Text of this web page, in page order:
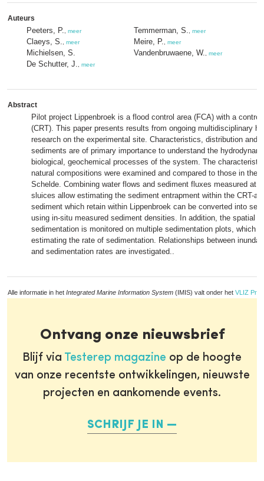
Auteurs
Peeters, P. meer
Claeys, S. meer
Michielsen, S.
De Schutter, J.
meer
Temmerman, S. meer
Meire, P. meer
Vandenbruwaene, W. meer
Abstract
Pilot project Lippenbroek is a flood control area (FCA) with a
(CRT). This paper presents results from ongoing multidisciplinary
research on the experimental site. Characteristics, distribution and
sediments are of primary importance to understand the
biological, geochemical processes of the system. The
natural compositions were examined and compared to those in the
Schelde. Combining water flows and sediment fluxes measured at
sluices allow estimating the sediment entrapment within the CRT-
sediment which retain within Lippenbroek can be converted into
using in-situ measured sediment densities. In addition, the spatial
sedimentation is monitored on multiple sedimentation plots, which
estimating the rate of sedimentation. Relationships between
and sedimentation rates are investigated..
Alle informatie in het Integrated Marine Information System (IMIS) valt onder het VLIZ
Ontvang onze nieuwsbrief
Blijf via Testerep magazine op de hoogte
van onze recentste ontwikkelingen, nieuwste
projecten en aankomende events.
SCHRIJF JE IN